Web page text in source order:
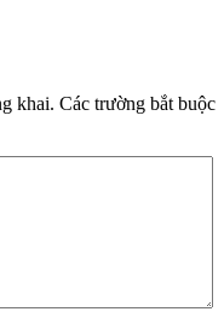
khai. Các trường bắt buộc